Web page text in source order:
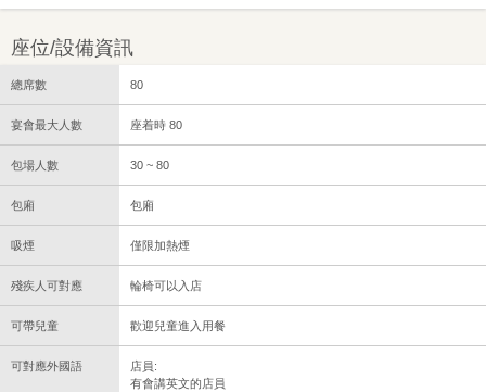
座位/設備資訊
總席數 80
宴會最大人數 座着時 80
包場人數 30 ~ 80
包廂 包廂
吸煙 僅限加熱煙
殘疾人可對應 輪椅可以入店
可帶兒童 歡迎兒童進入用餐
可對應外國語
店員:
有會講英文的店員